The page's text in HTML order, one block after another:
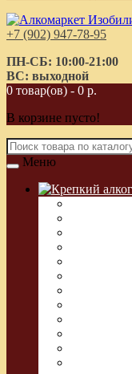
+7 (902) 947-78-95
ПН-СБ: 10:00-21:00
ВС: выходной
0 товар(ов) - 0 р.
В корзине пусто!
Меню